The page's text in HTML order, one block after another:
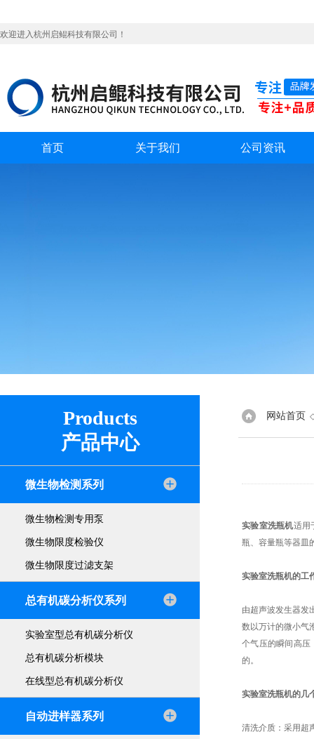
欢迎进入杭州启鲲科技有限公司！
首页 关于我们 公司资讯
Products
产品中心
微生物检测系列
微生物检测专用泵
微生物限度检验仪
微生物限度过滤支架
总有机碳分析仪系列
实验室型总有机碳分析仪
总有机碳分析模块
在线型总有机碳分析仪
自动进样器系列
网站首页
实验室洗瓶机适用
瓶、容量瓶等器皿
实验室洗瓶机的工
由超声波发生器发
数以万计的微小气
个气压的瞬间高压
的。
实验室洗瓶机的几
清洗介质：采用超